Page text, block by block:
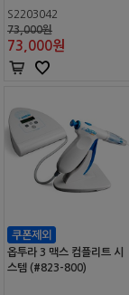
S2203042
73,000원
73,000원
옵투라 3 맥스 컴플리트 시
스템 (#823-800)